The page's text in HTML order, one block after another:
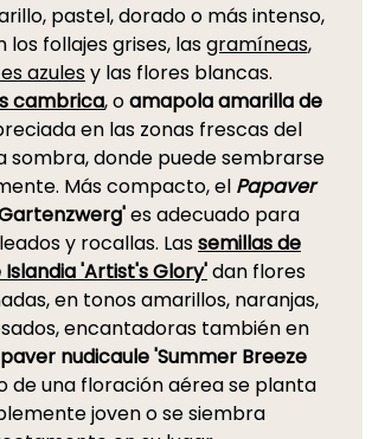
pastel, dorado o más intenso,
follajes grises, lasgramíneas,
azulesy las flores blancas.
cambrica, oamapola amarilla de
en las zonas frescas del
sombra, donde puede sembrarse
Más compacto, el Papaver
es adecuado para
y rocallas. Lassemillas de
'Artist's Glory'dan flores
en tonos amarillos, naranjas,
encantadoras también en
nudicaule 'Summer Breeze
de una floración aérea se planta
joven o se siembra